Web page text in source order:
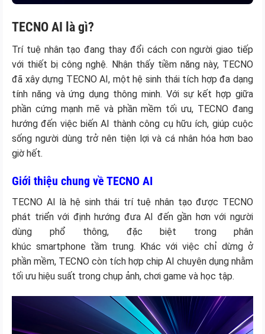
TECNO AI là gì?
Trí tuệ nhân tạo đang thay đổi cách con người giao tiếp
với thiết bị công nghệ. Nhận thấy tiềm năng này, TECNO
đã xây dựng TECNO AI, một hệ sinh thái tích hợp đa dạng
tính năng và ứng dụng thông minh. Với sự kết hợp giữa
phần cứng mạnh mẽ và phần mềm tối ưu, TECNO đang
hướng đến việc biến AI thành công cụ hữu ích, giúp cuộc
sống người dùng trở nên tiện lợi và cá nhân hóa hơn bao
giờ hết.
Giới thiệu chung về TECNO AI
TECNO AI là hệ sinh thái trí tuệ nhân tạo được TECNO
phát triển với định hướng đưa AI đến gần hơn với người
dùng phổ thông, đặc biệt trong phân
khúc smartphone tầm trung. Khác với việc chỉ dừng ở
phần mềm, TECNO còn tích hợp chip AI chuyên dụng nhằm
tối ưu hiệu suất trong chụp ảnh, chơi game và học tập.